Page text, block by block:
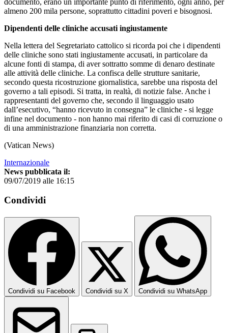
almeno 200 mila persone, soprattutto cittadini poveri e bisognosi.
Dipendenti delle cliniche accusati ingiustamente
Nella lettera del Segretariato cattolico si ricorda poi che i dipendenti
delle cliniche sono stati ingiustamente accusati, in particolare da
alcune fonti di stampa, di aver sottratto somme di denaro destinate
alle attività delle cliniche. La confisca delle strutture sanitarie,
secondo questa ricostruzione giornalistica, sarebbe una risposta del
governo a tali episodi. Si tratta, in realtà, di notizie false. Anche i
rappresentanti del governo che, secondo il linguaggio usato
dall’esecutivo, “hanno ricevuto in consegna” le cliniche - si legge
infine nel documento - non hanno mai riferito di casi di corruzione o
di una amministrazione finanziaria non corretta.
(Vatican News)
Internazionale
News pubblicata il:
09/07/2019 alle 16:15
Condividi
Condividi su Facebook Condividi su X Condividi su WhatsApp